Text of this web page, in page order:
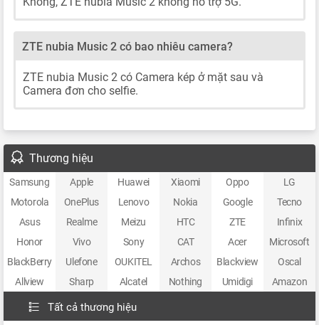
ZTE nubia Music 2 có bao nhiêu camera?
ZTE nubia Music 2 có Camera kép ở mặt sau và
Camera đơn cho selfie.
Thương hiệu
Samsung Apple Huawei Xiaomi Oppo
LG
Motorola
OnePlus Lenovo Nokia Google
Tecno
Asus
Realme Meizu HTC ZTE
Infinix
Honor
Vivo Sony CAT Acer
Microsoft
BlackBerry
Ulefone OUKITEL Archos Blackview
Oscal
Allview
Sharp Alcatel Nothing Umidigi Amazon
Tất cả thương hiệu